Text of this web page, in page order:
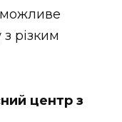
можливе
рiзким
центр з